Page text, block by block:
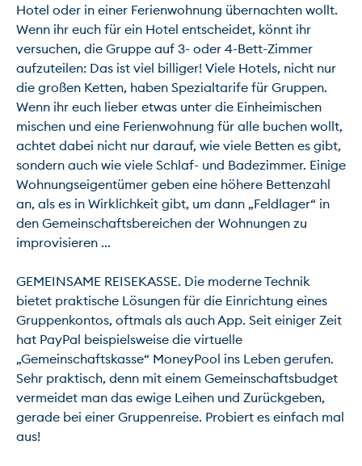
Hotel oder in einer Ferienwohnung übernachten wollt.
Wenn ihr euch für ein Hotel entscheidet, könnt ihr
versuchen, die Gruppe auf 3- oder 4-Bett-Zimmer
aufzuteilen: Das ist viel billiger! Viele Hotels, nicht nur
die großen Ketten, haben Spezialtarife für Gruppen.
Wenn ihr euch lieber etwas unter die Einheimischen
mischen und eine Ferienwohnung für alle buchen wollt,
achtet dabei nicht nur darauf, wie viele Betten es gibt,
sondern auch wie viele Schlaf- und Badezimmer. Einige
Wohnungseigentümer geben eine höhere Bettenzahl
an, als es in Wirklichkeit gibt, um dann „Feldlager“ in
den Gemeinschaftsbereichen der Wohnungen zu
improvisieren ...
GEMEINSAME REISEKASSE. Die moderne Technik
bietet praktische Lösungen für die Einrichtung eines
Gruppenkontos, oftmals als auch App. Seit einiger Zeit
hat PayPal beispielsweise die virtuelle
„Gemeinschaftskasse“ MoneyPool ins Leben gerufen.
Sehr praktisch, denn mit einem Gemeinschaftsbudget
vermeidet man das ewige Leihen und Zurückgeben,
gerade bei einer Gruppenreise. Probiert es einfach mal
aus!